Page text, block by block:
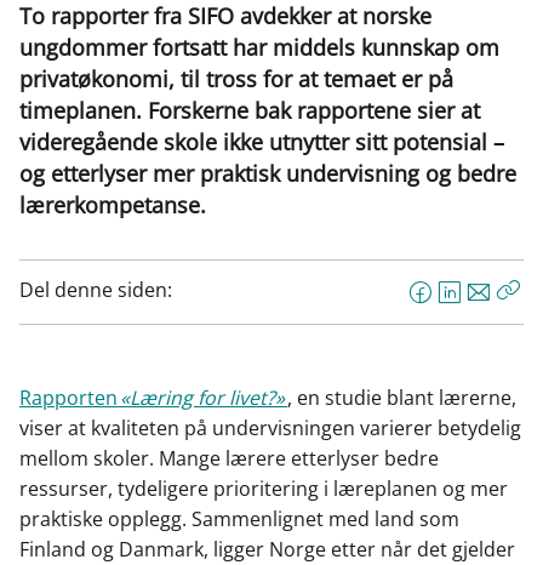
To rapporter fra SIFO avdekker at norske
ungdommer fortsatt har middels kunnskap om
privatøkonomi, til tross for at temaet er på
timeplanen. Forskerne bak rapportene sier at
videregående skole ikke utnytter sitt potensial –
og etterlyser mer praktisk undervisning og bedre
lærerkompetanse.
Del denne siden:
F
a
e
b
o
o
k
L
i
k
e
d
I
n
E
-
o
s
Rapporten«Læring for livet?», en studie blant lærerne,
viser at kvaliteten på undervisningen varierer betydelig
mellom skoler. Mange lærere etterlyser bedre
ressurser, tydeligere prioritering i læreplanen og mer
praktiske opplegg. Sammenlignet med land som
Finland og Danmark, ligger Norge etter når det gjelder